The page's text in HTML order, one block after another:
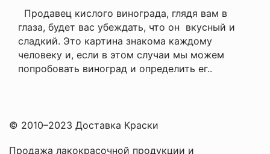
Продавец кислого винограда, глядя вам в
глаза, будет вас убеждать, что он вкусный и
сладкий. Это картина знакома каждому
человеку и, если в этом случаи мы можем
попробовать виноград и определить ег..
© 2010–2023 Доставка Краски
Продажа лакокрасочной продукции и